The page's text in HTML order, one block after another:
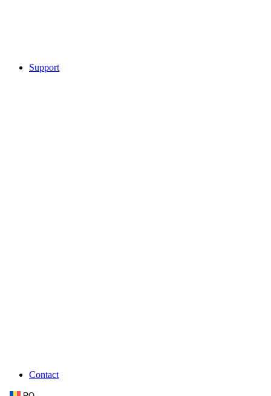
Support
Contact